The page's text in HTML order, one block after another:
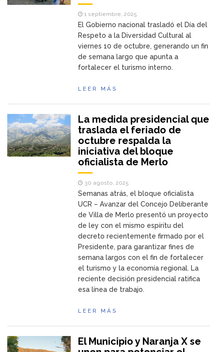
1 septiembre, 2025
El Gobierno nacional trasladó el Día del
Respeto a la Diversidad Cultural al
viernes 10 de octubre, generando un fin
de semana largo que apunta a
fortalecer el turismo interno.
LEER MÁS
La medida presidencial que
traslada el feriado de
octubre respalda la
iniciativa del bloque
oficialista de Merlo
30 agosto, 2025
Semanas atrás, el bloque oficialista
UCR – Avanzar del Concejo Deliberante
de Villa de Merlo presentó un proyecto
de ley con el mismo espíritu del
decreto recientemente firmado por el
Presidente, para garantizar fines de
semana largos con el fin de fortalecer
el turismo y la economía regional. La
reciente decisión presidencial ratifica
esa línea de trabajo.
LEER MÁS
El Municipio y Naranja X se